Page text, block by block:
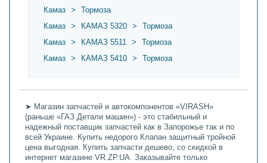
Камаз >
Тормоза
Камаз
> КАМАЗ 5320 >
Тормоза
Камаз
> КАМАЗ 5511 >
Тормоза
Камаз
> КАМАЗ 5410 > Тормоза
➤ Магазин запчастей и автокомпонентов «VIRASH»
(раньше «ГАЗ Детали машин») - это стабильный и
надежный поставщик запчастей как в Запорожье так и по
всей Украине. Купить недорого Клапан защитный тройной
цена выгодная. Купить запчасти дешево, со скидкой в
интернет магазине VR.ZP.UA. Заказывайте только